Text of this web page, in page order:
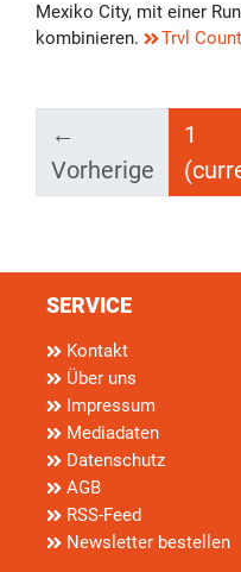
Mexiko City, mit einer
kombinieren.
Trvl
←
Vorherige
1
SERVICE
Kontakt
Über uns
Impressum
Mediadaten
Datenschutz
AGB
RSS-Feed
Newsletter bestellen